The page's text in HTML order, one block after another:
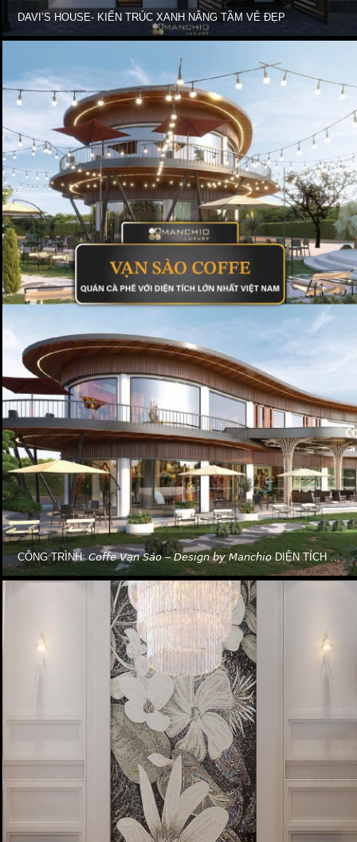
DAVI’S HOUSE- KIẾN TRÚC XANH NÂNG TẦM VẺ ĐẸP
CÔNG TRÌNH: 𝘊𝘰𝘧𝘧𝘦 𝘝𝘢̣𝘯 𝘚𝘢̀𝘰 – 𝘋𝘦𝘴𝘪𝘨𝘯 𝘣𝘺 𝘔𝘢𝘯𝘤𝘩𝘪𝘰 DIỆN TÍCH 3000M2